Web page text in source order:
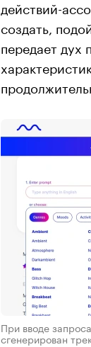
действий-
создать,
передает дух
При вводе
сгенерирован